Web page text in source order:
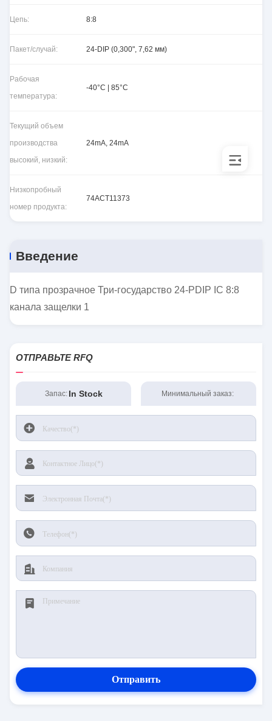
Цепь: 8:8
Пакет/случай: 24-DIP (0,300", 7,62 мм)
Рабочая
температура:
-40°C | 85°C
Текущий объем
производства
высокий, низкий:
24mA, 24mA
Низкопробный
номер продукта:
74ACT11373
Введение
D типа прозрачное Три-государство 24-PDIP IC 8:8
канала защелки 1
ОТПРАВЬТЕ RFQ
Запас: In Stock Минимальный заказ:
Отправить